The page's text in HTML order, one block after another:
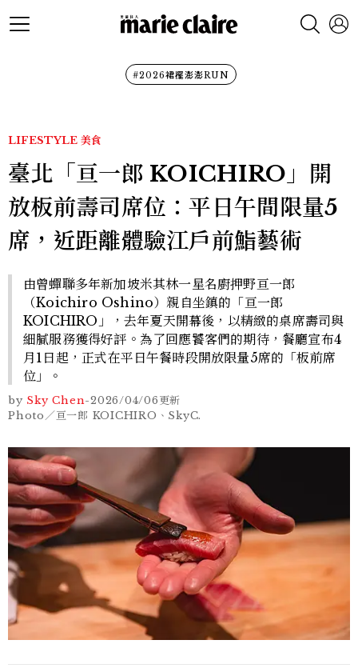
#2026裙襬澎澎RUN
LIFESTYLE 美食
臺北「亘一郎 KOICHIRO」開
放板前壽司席位：平日午間限量5
席，近距離體驗江戶前鮨藝術
由曾蟬聯多年新加坡米其林一星名廚押野亘一郎
（Koichiro Oshino）親自坐鎮的「亘一郎
KOICHIRO」，去年夏天開幕後，以精緻的桌席壽司與
細膩服務獲得好評。為了回應饕客們的期待，餐廳宣布4
月1日起，正式在平日午餐時段開放限量5席的「板前席
位」。
by Sky Chen-2026/04/06更新
Photo／亘一郎 KOICHIRO、SkyC.